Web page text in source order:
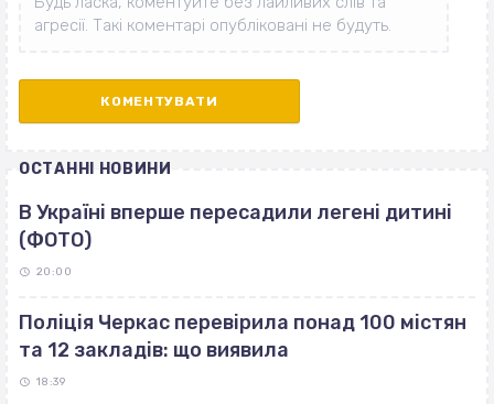
ОСТАННІ НОВИНИ
В Україні вперше пересадили легені дитині
(ФОТО)
20:00
Поліція Черкас перевірила понад 100 містян
та 12 закладів: що виявила
18:39